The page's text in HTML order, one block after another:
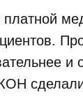
платной